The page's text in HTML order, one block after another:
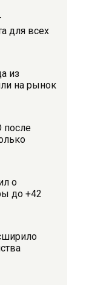
для всех
из
на рынок
после
о
до +42